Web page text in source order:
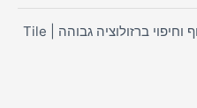
הדמיית אריחים 3D | הדמיות ריצוף וחיפוי ברזולוציה גבוהה | Tile